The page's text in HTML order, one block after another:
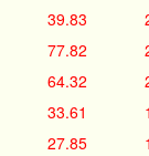
39.83
77.82
64.32
33.61
27.85